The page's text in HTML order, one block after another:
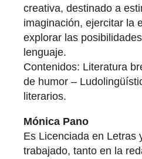
creativa, destinado a
imaginación, ejercitar la
explorar las
lenguaje.
Contenidos: Literatura
de humor –
literarios.
Mónica Pano
Es Licenciada en Letras
trabajado, tanto en la